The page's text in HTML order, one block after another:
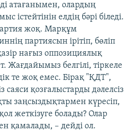
атағанымен, олардың
істейтінін елдің бәрі біледі.
жоқ. Марқұм
партиясын ірітіп, бөліп
нағыз оппозициялық
Жағдайымыз белгілі, тіркеле
те жоқ емес. Бірақ "ҚДТ",
саяси қозғалыстарды дәлелсіз
заңсыздықтармен күресіп,
жеткізуге болады? Олар
қамалады, – дейді ол.